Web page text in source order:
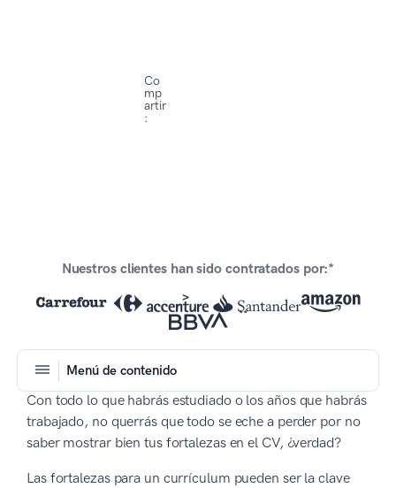
Co
mp
artir
:
Nuestros clientes han sido contratados por:*
Menú de contenido
Con todo lo que habrás estudiado o los años que habrás
trabajado, no querrás que todo se eche a perder por no
saber mostrar bien tus fortalezas en el CV, ¿verdad?
Las fortalezas para un currículum pueden ser la clave